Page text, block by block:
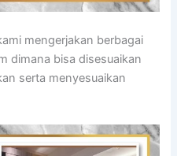
mengerjakan berbagai
dimana bisa disesuaikan
serta menyesuaikan